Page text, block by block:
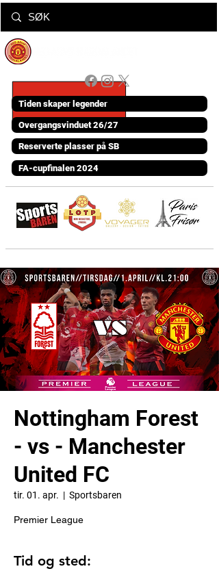
Tiden skaper legender
Overgangsvinduet 26/27
Reserverte plasser på SB
FA-cupfinalen 2024
Nottingham Forest
- vs - Manchester
United FC
tir. 01. apr.
  |
Sportsbaren
Premier League
Tid og sted: